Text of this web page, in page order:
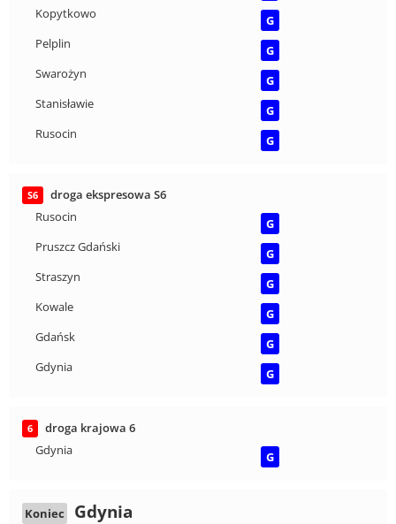
Kopytkowo
G
Pelplin
G
Swarożyn
G
Stanisławie
G
Rusocin
G
S6
droga ekspresowa S6
Rusocin
G
Pruszcz Gdański
G
Straszyn
G
Kowale
G
Gdańsk
G
Gdynia
G
6
droga krajowa 6
Gdynia
G
Koniec Gdynia